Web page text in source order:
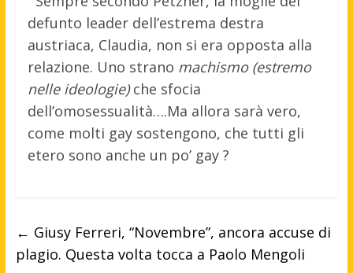
defunto leader dell’estrema destra
austriaca, Claudia, non si era opposta alla
relazione. Uno strano machismo (estremo
nelle ideologie)che sfocia
dell’omosessualità….Ma allora sarà vero,
come molti gay sostengono, che tutti gli
etero sono anche un po’ gay ?
← Giusy Ferreri, “Novembre”, ancora accuse di
plagio. Questa volta tocca a Paolo Mengoli